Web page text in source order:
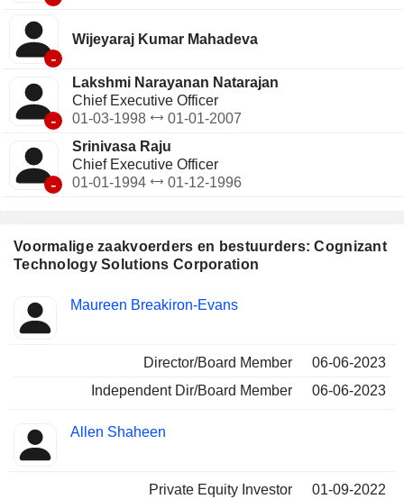
Voormalige zaakvoerders en bestuurders: Cognizant
Technology Solutions Corporation
Insider
Beklede
Maureen Breakiron-Evans
Director/Board Member
06-06-2023
Independent Dir/Board Member
06-06-2023
Allen Shaheen
Private Equity Investor 01-09-2022
-
Wijeyaraj Kumar Mahadeva
-
Lakshmi Narayanan Natarajan
Chief Executive Officer
01-03-1998
01-01-2007
-
Srinivasa Raju
Chief Executive Officer
01-01-1994
01-12-1996